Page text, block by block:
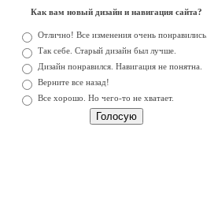
Как вам новый дизайн и навигация сайта?
Отлично! Все изменения очень понравились.
Так себе. Старый дизайн был лучше.
Дизайн понравился. Навигация не понятна.
Верните все назад!
Все хорошо. Но чего-то не хватает.